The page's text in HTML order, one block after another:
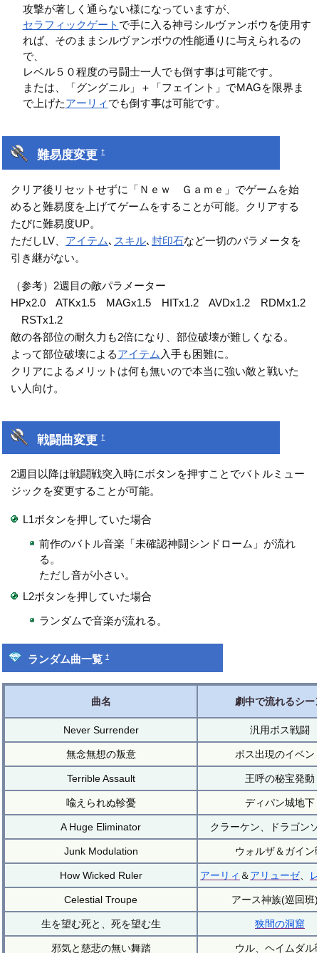
攻撃が著しく通らない様になっていますが、
セラフィックゲート で手に入る神弓シルヴァンボウを使用す
れば、そのままシルヴァンボウの性能通りに与えられるの
で、
レベル５０程度の弓闘士一人でも倒す事は可能です。
または、「グングニル」＋「フェイント」でMAGを限界ま
で上げたアーリィ でも倒す事は可能です。
難易度変更†
クリア後リセットせずに「Ｎｅｗ Ｇａｍｅ」でゲームを始
めると難易度を上げてゲームをすることが可能。クリアする
たびに難易度UP。
ただしLV、 アイテム､ スキル､封印石など一切のパラメータを
引き継がない。
（参考）2週目の敵パラメーター
HPx2.0 ATKx1.5 MAGx1.5 HITx1.2 AVDx1.2 RDMx1.2
RSTx1.2
敵の各部位の耐久力も2倍になり、部位破壊が難しくなる。
よって部位破壊によるアイテム 入手も困難に。
クリアによるメリットは何も無いので本当に強い敵と戦いた
い人向け。
戦闘曲変更†
2週目以降は戦闘戦突入時にボタンを押すことでバトルミュー
ジックを変更することが可能。
L1ボタンを押していた場合
前作のバトル音楽「未確認神闘シンドローム」が流れ
る。
ただし音が小さい。
L2ボタンを押していた場合
ランダムで音楽が流れる。
ランダム曲一覧 †
曲名 劇中で流れるシー
Never Surrender 汎用ボス戦闘
無念無想の叛意 ボス出現のイベン
Terrible Assault 王呼の秘宝発動
喩えられぬ軫憂 ディパン城地下
A Huge Eliminator クラーケン、ドラゴン
Junk Modulation ウォルザ＆ガイン
How Wicked Ruler アーリィ ＆ アリューゼ、
Celestial Troupe アース神族(巡回班
生を望む死と、死を望む生 狭間の洞窟
邪気と慈悲の無い舞踏 ウル、ヘイムダル